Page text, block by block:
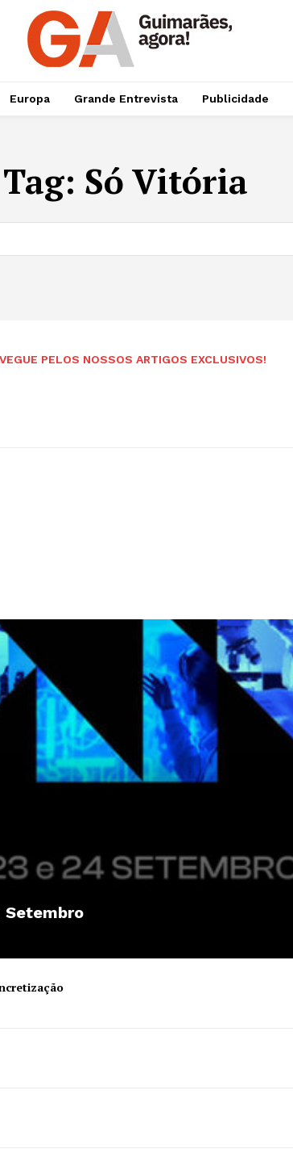
Europa Grande Entrevista Publicidade
Tag: Só Vitória
PELOS NOSSOS ARTIGOS EXCLUSIVOS!
Setembro